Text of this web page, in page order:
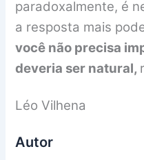
paradoxalmente, é
a resposta mais
você não precisa
deveria ser natural,
Léo Vilhena
Autor